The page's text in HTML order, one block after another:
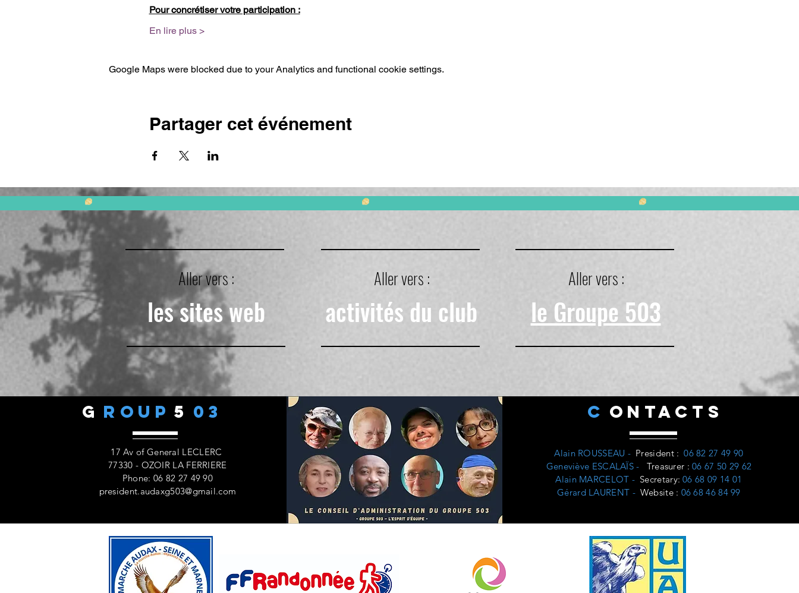
Pour concrétiser votre participation :
En lire plus >
Google Maps were blocked due to your Analytics and functional cookie settings.
Partager cet événement
Aller vers :
les sites web
Aller vers :
activités du club
Aller vers :
le Groupe 503
G ROUP 5 03
17 Av of General LECLERC
77330 - OZOIR LA FERRIERE
Phone: 06 82 27 49 90
president.audaxg503@gmail.com
C ONTACTS
Alain ROUSSEAU - President : 06 82 27 49 90
Geneviève ESCALAÏS -
Treasurer : 06 67 50 29 62
Alain MARCELOT - Secretary: 06 68 09 14 01
Gérard LAURENT - Website : 06 68 46 84 99